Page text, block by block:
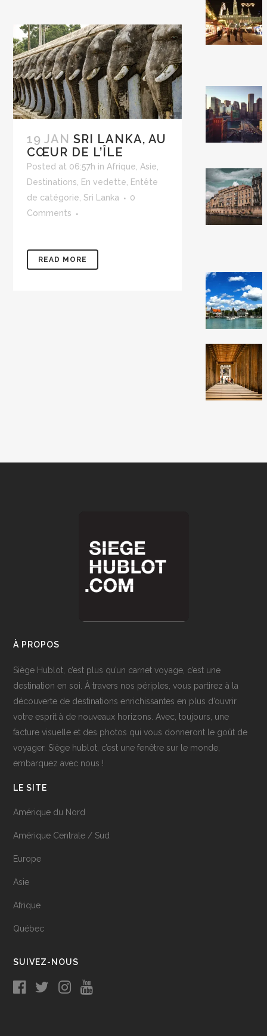
19 JAN SRI LANKA, AU
CŒUR DE L’ÎLE
Posted at 06:57h inAfrique,Asie,
Destinations, En vedette, Entête
de catégorie,Sri Lanka
0
Comments
READ MORE
À PROPOS
Siège Hublot, c’est plus qu’un carnet voyage, c’est une
destination en soi. À travers nos périples, vous partirez à la
découverte de destinations enrichissantes en plus d’ouvrir
votre esprit à de nouveaux horizons. Avec, toujours, une
facture visuelle et des photos qui vous donneront le goût de
voyager. Siège hublot, c’est une fenêtre sur le monde,
embarquez avec nous !
LE SITE
Amérique du Nord
Amérique Centrale / Sud
Europe
Asie
Afrique
Québec
SUIVEZ-NOUS